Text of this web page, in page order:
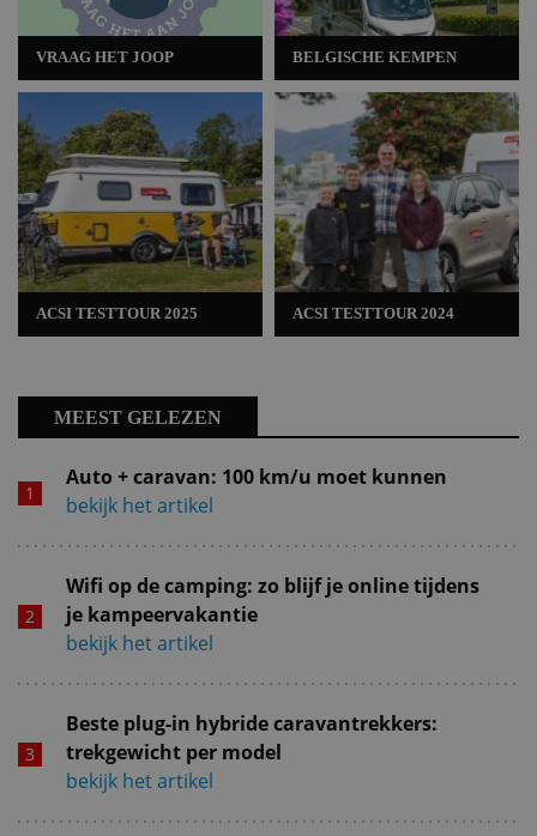
VRAAG HET JOOP
ACSI TESTTOUR 2025
BELGISCHE KEMPEN
ACSI TESTTOUR 2024
MEEST GELEZEN
Auto + caravan: 100 km/u moet kunnen
bekijk het artikel
Wifi op de camping: zo blijf je online tijdens
je kampeervakantie
bekijk het artikel
Beste plug-in hybride caravantrekkers:
trekgewicht per model
bekijk het artikel